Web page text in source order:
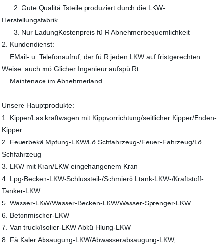
2. Gute Qualitä Tsteile produziert durch die LKW-
Herstellungsfabrik
3. Nur LadungKostenpreis fü R Abnehmerbequemlichkeit
2. Kundendienst:
EMail- u. Telefonaufruf, der fü R jeden LKW auf fristgerechten
Weise, auch mö Glicher Ingenieur aufspü Rt
Maintenace im Abnehmerland.
Unsere Hauptprodukte:
1. Kipper/Lastkraftwagen mit Kippvorrichtung/seitlicher Kipper/Enden-
Kipper
2. Feuerbekä Mpfung-LKW/Lö Schfahrzeug-/Feuer-Fahrzeug/Lö
Schfahrzeug
3. LKW mit Kran/LKW eingehangenem Kran
4. Lpg-Becken-LKW-Schlussteil-/Schmierö Ltank-LKW-/Kraftstoff-
Tanker-LKW
5. Wasser-LKW/Wasser-Becken-LKW/Wasser-Sprenger-LKW
6. Betonmischer-LKW
7. Van truck/Isolier-LKW Abkü Hlung-LKW
8. Fä Kaler Absaugung-LKW/Abwasserabsaugung-LKW,